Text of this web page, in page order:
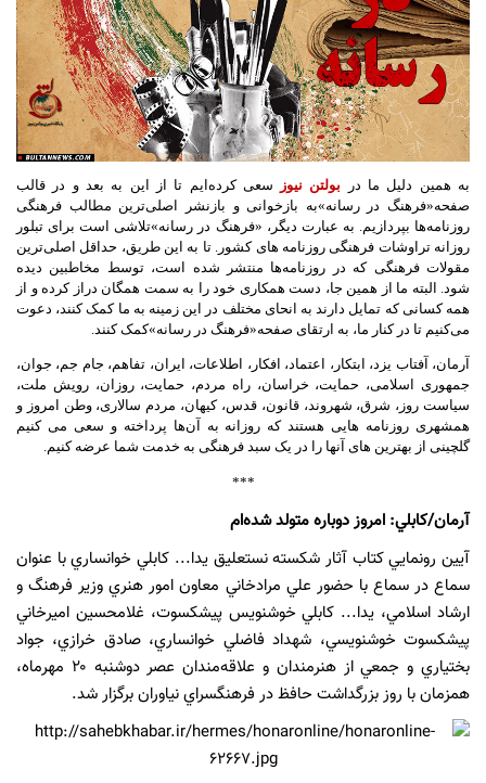
به همین دلیل ما در بولتن نیوز
سعی کرده‌ایم تا از این به بعد و در قالب
صفحه«فرهنگ در رسانه»به بازخوانی و بازنشر اصلی‌ترین مطالب فرهنگی
روزنامه‌ها بپردازیم. به عبارت دیگر، «فرهنگ در رسانه»تلاشی است برای تبلور
روزانه تراوشات فرهنگی روزنامه های کشور .تا به این طریق، حداقل اصلی‌ترین
مقولات فرهنگی که در روزنامه‌ها منتشر شده است، توسط مخاطبین دیده
شود. البته ما از همین جا، دست همکاری خود را به سمت همگان دراز کرده و از
همه کسانی که تمایل دارند به انحای مختلف در این زمینه به ما کمک کنند، دعوت
می‌کنیم تا در کنار ما، به ارتقای صفحه«فرهنگ در رسانه»کمک کنند.
آرمان، آفتاب یزد، ابتکار، اعتماد، افکار، اطلاعات، ایران، تفاهم، جام جم، جوان،
جمهوری اسلامی، حمایت، خراسان، راه مردم، حمایت، روزان، رویش ملت،
سیاست روز، شرق، شهروند، قانون، قدس، کیهان، مردم سالاری، وطن امروز و
همشهری روزنامه هایی هستند که روزانه به آن‌ها پرداخته و سعی می کنیم
گلچینی از بهترین های آنها را در یک سبد فرهنگی به خدمت شما عرضه کنیم.
***
آرمان/كابلي: امروز دوباره متولد شده‌ام
آيين رونمايي كتاب آثار شكسته نستعليق يدا... كابلي خوانساري با عنوان
سماع در سماع با حضور علي مرادخاني معاون امور هنري وزير فرهنگ و
ارشاد اسلامي، يدا... كابلي خوشنويس پيشكسوت، غلامحسين اميرخاني
پيشكسوت خوشنويسي، شهداد فاضلي خوانساري، صادق خرازي، جواد
بختياري و جمعي از هنرمندان و علاقه‌مندان عصر دوشنبه ۲۰ مهرماه،
همزمان با روز بزرگداشت حافظ در فرهنگسراي نياوران برگزار شد.